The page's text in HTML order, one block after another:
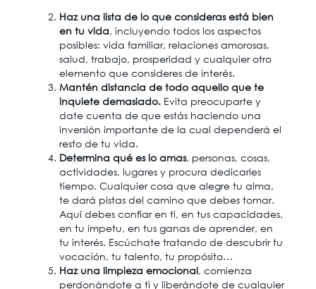
Haz una lista de lo que consideras está bien
en tu vida, incluyendo todos los aspectos
posibles: vida familiar, relaciones amorosas,
salud, trabajo, prosperidad y cualquier otro
elemento que consideres de interés.
Mantén distancia de todo aquello que te
inquiete demasiado. Evita preocuparte y
date cuenta de que estás haciendo una
inversión importante de la cual dependerá el
resto de tu vida.
Determina qué es lo amas, personas, cosas,
actividades, lugares y procura dedicarles
tiempo. Cualquier cosa que alegre tu alma,
te dará pistas del camino que debes tomar.
Aquí debes confiar en ti, en tus capacidades,
en tu ímpetu, en tus ganas de aprender, en
tu interés. Escúchate tratando de descubrir tu
vocación, tu talento, tu propósito…
Haz una limpieza emocional, comienza
perdonándote a ti y liberándote de cualquier